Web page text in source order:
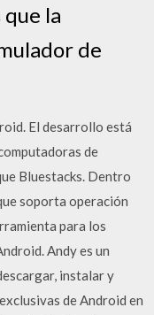
la
de
El desarrollo está
de
Bluestacks. Dentro
soporta operación
para los
Andy es un
instalar y
de Android en